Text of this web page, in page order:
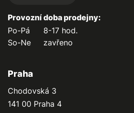
Provozní doba prodejny:
Po-Pá
8-17 hod.
So-Ne
zavřeno
Praha
Chodovská 3
141 00 Praha 4